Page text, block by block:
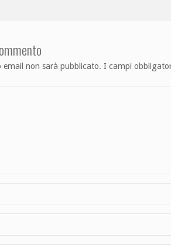
email non sarà pubblicato. I campi